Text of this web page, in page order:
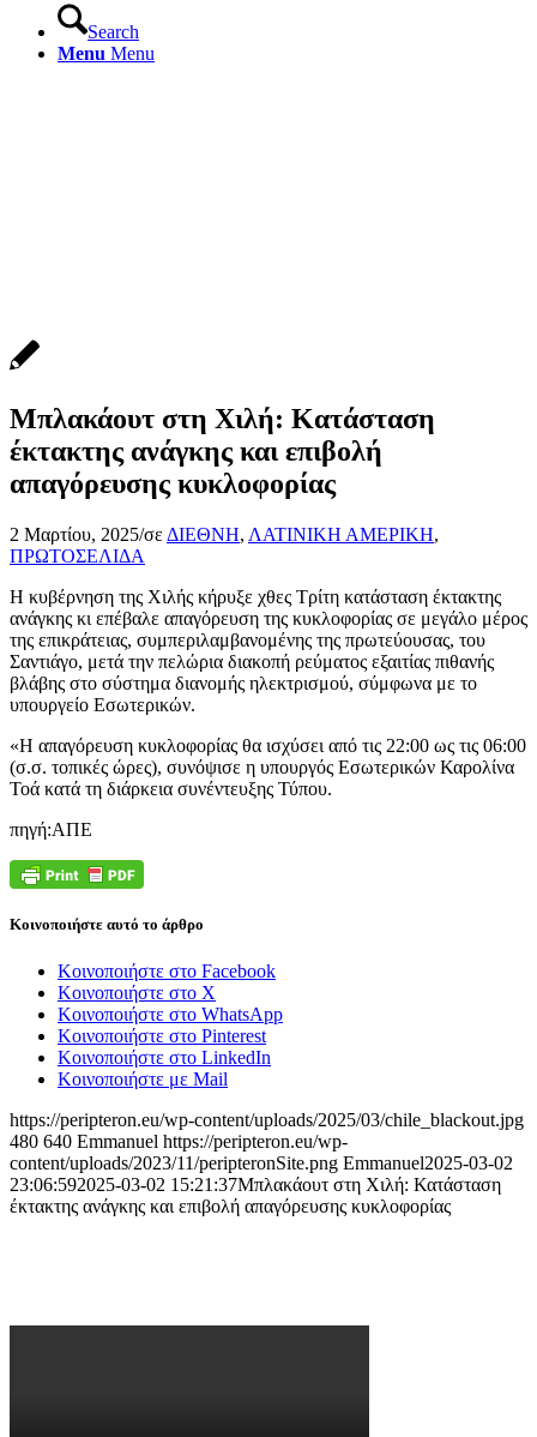
Search
Menu Menu
Μπλακάουτ στη Χιλή: Κατάσταση
έκτακτης ανάγκης και επιβολή
απαγόρευσης κυκλοφορίας
2 Μαρτίου, 2025/σε ΔΙΕΘΝΗ, ΛΑΤΙΝΙΚΗ ΑΜΕΡΙΚΗ,
ΠΡΩΤΟΣΕΛΙΔΑ
Η κυβέρνηση της Χιλής κήρυξε χθες Τρίτη κατάσταση έκτακτης
ανάγκης κι επέβαλε απαγόρευση της κυκλοφορίας σε μεγάλο μέρος
της επικράτειας, συμπεριλαμβανομένης της πρωτεύουσας, του
Σαντιάγο, μετά την πελώρια διακοπή ρεύματος εξαιτίας πιθανής
βλάβης στο σύστημα διανομής ηλεκτρισμού, σύμφωνα με το
υπουργείο Εσωτερικών.
«Η απαγόρευση κυκλοφορίας θα ισχύσει από τις 22:00 ως τις 06:00
(σ.σ. τοπικές ώρες), συνόψισε η υπουργός Εσωτερικών Καρολίνα
Τοά κατά τη διάρκεια συνέντευξης Τύπου.
πηγή:ΑΠΕ
Κοινοποιήστε αυτό το άρθρο
Κοινοποιήστε στο Facebook
Κοινοποιήστε στο X
Κοινοποιήστε στο WhatsApp
Κοινοποιήστε στο Pinterest
Κοινοποιήστε στο LinkedIn
Κοινοποιήστε με Mail
https://peripteron.eu/wp-content/uploads/2025/03/chile_blackout.jpg
480 640 Emmanuel https://peripteron.eu/wp-
content/uploads/2023/11/peripteronSite.png Emmanuel2025-03-02
23:06:592025-03-02 15:21:37Μπλακάουτ στη Χιλή: Κατάσταση
έκτακτης ανάγκης και επιβολή απαγόρευσης κυκλοφορίας